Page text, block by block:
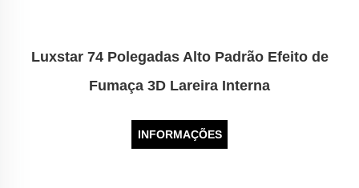
Luxstar 74 Polegadas Alto Padrão Efeito de
Fumaça 3D Lareira Interna
INFORMAÇÕES